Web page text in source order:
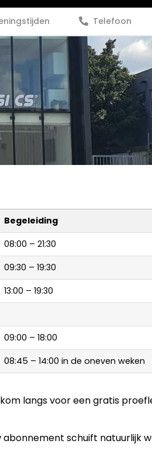
Telefoon
Begeleiding
08:00 – 21:30
09:30 – 19:30
13:00 – 19:30
09:00 – 18:00
08:45 – 14:00 in de oneven weken
langs voor een gratis
schuift natuurlijk